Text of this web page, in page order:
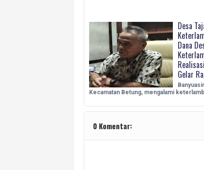
Desa
Dana
Gelar
Kecamatan Betung, mengalami
0 Komentar: